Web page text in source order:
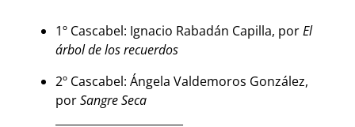
1º Cascabel: Ignacio Rabadán Capilla, porEl
árbol de los recuerdos
2º Cascabel: Ángela Valdemoros González,
porSangre Seca